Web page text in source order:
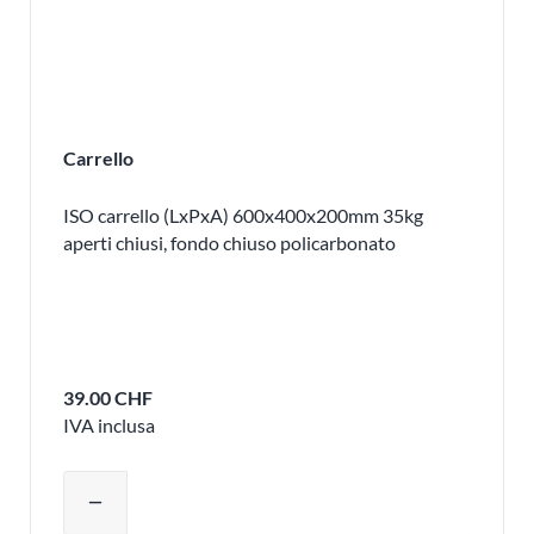
Carrello
ISO carrello (LxPxA) 600x400x200mm 35kg
aperti chiusi, fondo chiuso policarbonato
39.00 CHF
IVA inclusa
remove